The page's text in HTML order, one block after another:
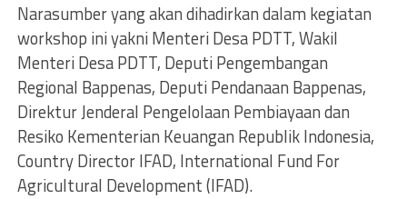
Narasumber yang akan dihadirkan dalam kegiatan
workshop ini yakni Menteri Desa PDTT, Wakil
Menteri Desa PDTT, Deputi Pengembangan
Regional Bappenas, Deputi Pendanaan Bappenas,
Direktur Jenderal Pengelolaan Pembiayaan dan
Resiko Kementerian Keuangan Republik Indonesia,
Country Director IFAD, International Fund For
Agricultural Development (IFAD).